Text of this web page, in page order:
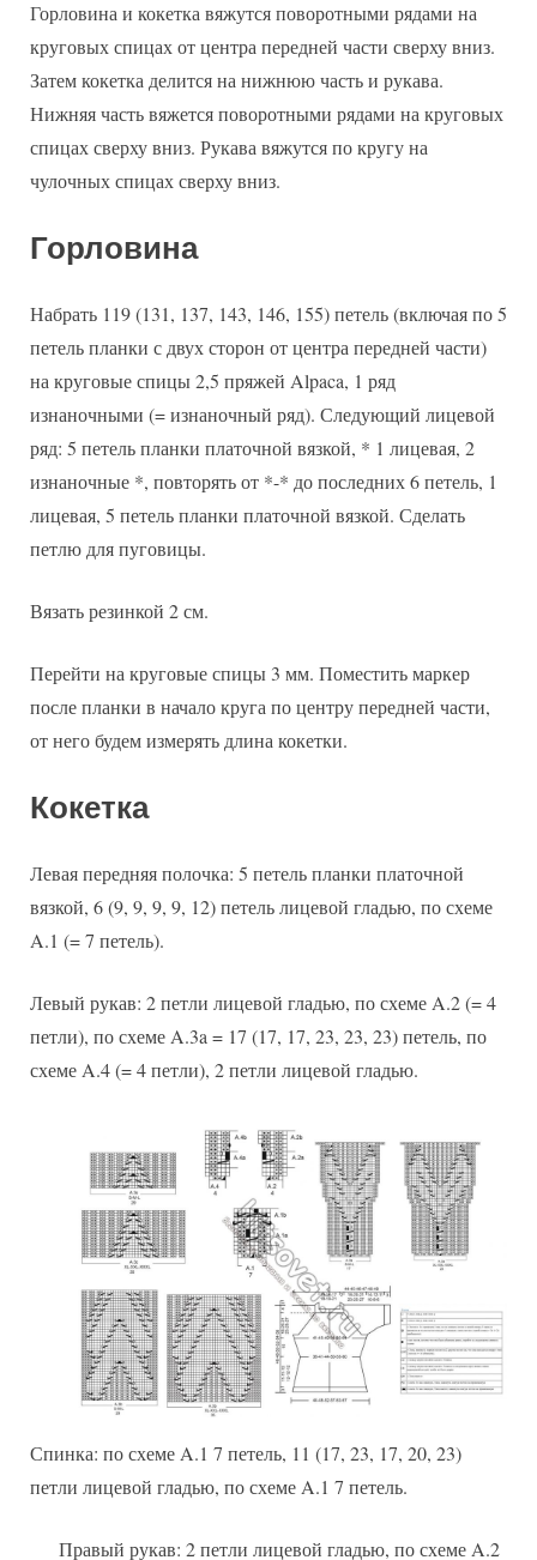
Горловина и кокетка вяжутся поворотными рядами на
круговых спицах от центра передней части сверху вниз.
Затем кокетка делится на нижнюю часть и рукава.
Нижняя часть вяжется поворотными рядами на круговых
спицах сверху вниз. Рукава вяжутся по кругу на
чулочных спицах сверху вниз.
Горловина
Набрать 119 (131, 137, 143, 146, 155) петель (включая по 5
петель планки с двух сторон от центра передней части)
на круговые спицы 2,5 пряжей Alpaca, 1 ряд
изнаночными (= изнаночный ряд). Следующий лицевой
ряд: 5 петель планки платочной вязкой, * 1 лицевая, 2
изнаночные *, повторять от *-* до последних 6 петель, 1
лицевая, 5 петель планки платочной вязкой. Сделать
петлю для пуговицы.
Вязать резинкой 2 см.
Перейти на круговые спицы 3 мм. Поместить маркер
после планки в начало круга по центру передней части,
от него будем измерять длина кокетки.
Кокетка
Левая передняя полочка: 5 петель планки платочной
вязкой, 6 (9, 9, 9, 9, 12) петель лицевой гладью, по схеме
A.1 (= 7 петель).
Левый рукав: 2 петли лицевой гладью, по схеме A.2 (= 4
петли), по схеме A.3a = 17 (17, 17, 23, 23, 23) петель, по
схеме A.4 (= 4 петли), 2 петли лицевой гладью.
Спинка: по схеме A.1 7 петель, 11 (17, 23, 17, 20, 23)
петли лицевой гладью, по схеме A.1 7 петель.
Правый рукав: 2 петли лицевой гладью, по схеме A.2